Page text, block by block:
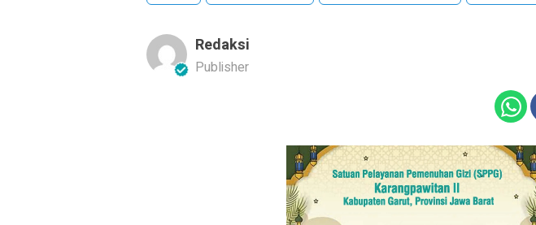
Redaksi
Publisher